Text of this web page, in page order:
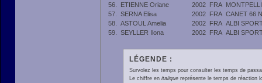
56.
ETIENNE Oriane 2002 FRA
57.
SERNA Elisa 2002 FRA CANET 66
58.
ASTOUL Amelia 2002 FRA ALBI
59.
SEYLLER Ilona 2002 FRA ALBI
LÉGENDE :
Survolez les temps pour consulter les temps de
Le chiffre en italiquereprésente le temps de réaction